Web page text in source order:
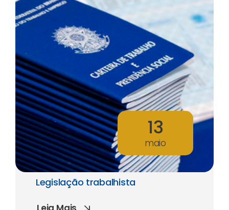
13
maio
Legislação trabalhista